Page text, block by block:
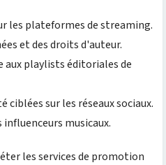
les plateformes de streaming.
et des droits d'auteur.
aux playlists éditoriales de
ciblées sur les réseaux sociaux.
musicaux.
les services de promotion